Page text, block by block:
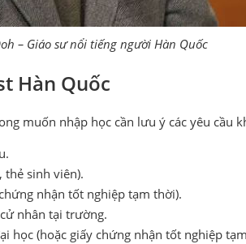
– Giáo sư nổi tiếng người Hàn Quốc
Hàn Quốc
muốn nhập học cần lưu ý các yêu cầu
sinh viên).
nhận tốt nghiệp tạm thời).
nhân tại trường.
học (hoặc giấy chứng nhận tốt nghiệp